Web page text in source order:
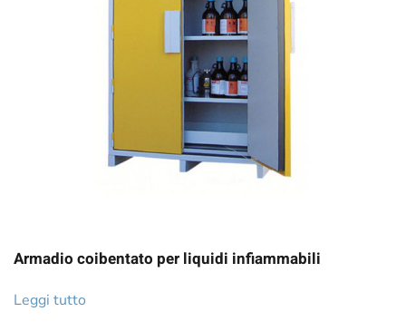
Armadio coibentato per liquidi infiammabili
Leggi tutto